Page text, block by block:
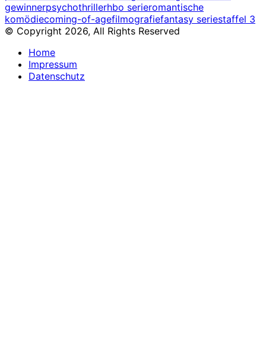
gewinnerpsychothrillerhbo serieromantische
komödiecoming-of-agefilmografiefantasy seriestaffel 3
© Copyright 2026, All Rights Reserved
Home
Impressum
Datenschutz